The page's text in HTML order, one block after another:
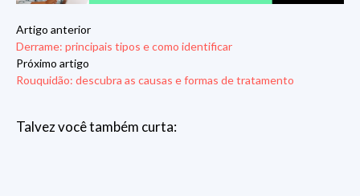
Artigo anterior
Derrame: principais tipos e como identificar
Próximo artigo
Rouquidão: descubra as causas e formas de tratamento
Talvez você também curta: